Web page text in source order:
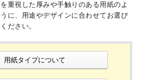
を重視した厚みや手触りのある用紙のよ
うに、用途やデザインに合わせてお選び
ください。
用紙タイプについて